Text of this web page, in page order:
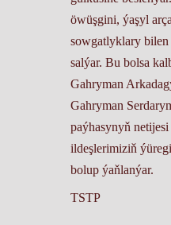
öwüşgini, ýaşyl
sowgatlyklary
salýar. Bu bolsa
Gahryman
Gahryman
paýhasynyň
ildeşlerimiziň
bolup ýaňlanýar.
TSTP